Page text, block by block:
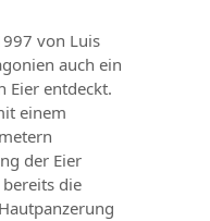
von Luis
auch ein
Eier entdeckt.
einem
der Eier
die